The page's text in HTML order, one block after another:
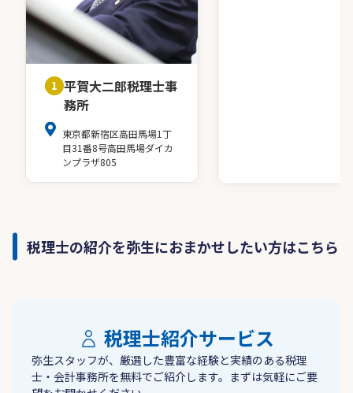
1 平賀大二郎税理士事
務所
東京都新宿区高田馬場1丁
目31番8号高田馬場ダイカ
ンプラザ805
税理士の紹介を弥生におまかせしたい方はこちら
税理士紹介サービス
弥生スタッフが、厳選した豊富な経験と実績のある税理
士・会計事務所を無料でご紹介します。まずは気軽にご要